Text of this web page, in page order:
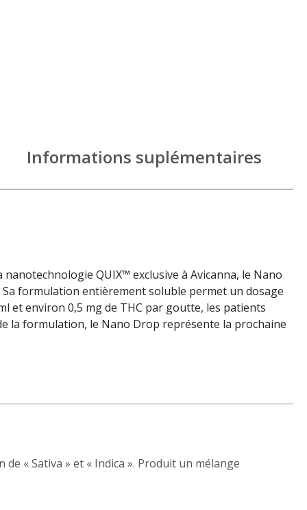
Informations suplémentaires
QUIX™ exclusive à Avicanna, le Nano
formulation entièrement soluble permet un dosage
et environ 0,5 mg de THC par goutte, les patients
la formulation, le Nano Drop représente la prochaine
de « Sativa » et « Indica ». Produit un mélange